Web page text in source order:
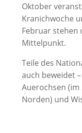
Oktober
Kranichwoche
Februar stehen
Mittelpunkt.
Teile des
auch beweidet
Auerochsen (im
Norden) und